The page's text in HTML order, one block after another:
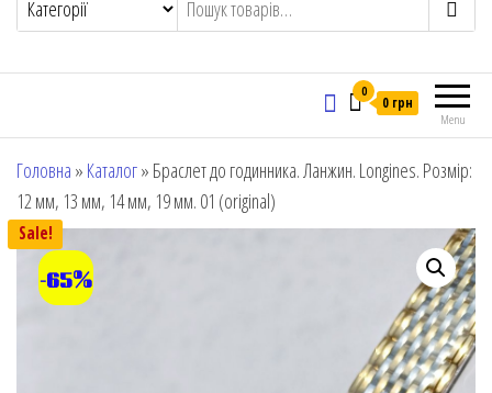
Menu
0
0 грн
Головна » Каталог» Браслет до годинника. Ланжин. Longines. Розмір:
12 мм, 13 мм, 14 мм, 19 мм. 01 (original)
Sale!
-65%